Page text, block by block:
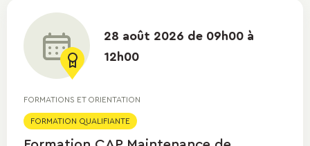
28 août 2026 de 09h00 à
12h00
FORMATIONS ET ORIENTATION
FORMATION QUALIFIANTE